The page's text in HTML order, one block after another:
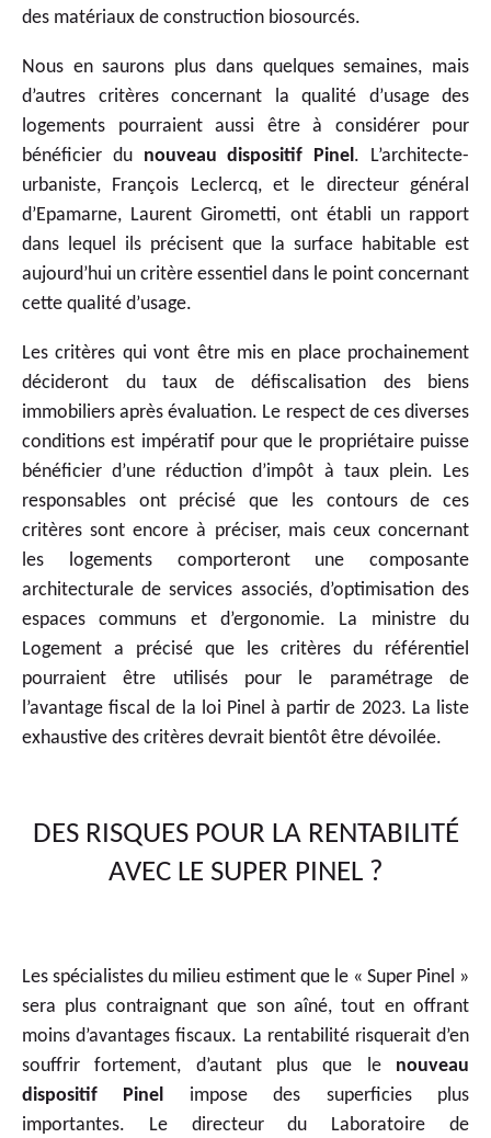
des matériaux de construction biosourcés.
Nous en saurons plus dans quelques semaines, mais
d’autres critères concernant la qualité d’usage des
logements pourraient aussi être à considérer pour
bénéficier du nouveau dispositif Pinel . L’architecte-
urbaniste, François Leclercq, et le directeur général
d’Epamarne, Laurent Girometti, ont établi un rapport
dans lequel ils précisent que la surface habitable est
aujourd’hui un critère essentiel dans le point concernant
cette qualité d’usage.
Les critères qui vont être mis en place prochainement
décideront du taux de défiscalisation des biens
immobiliers après évaluation. Le respect de ces diverses
conditions est impératif pour que le propriétaire puisse
bénéficier d’une réduction d’impôt à taux plein. Les
responsables ont précisé que les contours de ces
critères sont encore à préciser, mais ceux concernant
les logements comporteront une composante
architecturale de services associés, d’optimisation des
espaces communs et d’ergonomie. La ministre du
Logement a précisé que les critères du référentiel
pourraient être utilisés pour le paramétrage de
l’avantage fiscal de la loi Pinel à partir de 2023. La liste
exhaustive des critères devrait bientôt être dévoilée.
DES RISQUES POUR LA RENTABILITÉ
AVEC LE SUPER PINEL ?
Les spécialistes du milieu estiment que le « Super Pinel »
sera plus contraignant que son aîné, tout en offrant
moins d’avantages fiscaux. La rentabilité risquerait d’en
souffrir fortement, d’autant plus que le nouveau
dispositif Pinel
impose des superficies plus
importantes. Le directeur du Laboratoire de